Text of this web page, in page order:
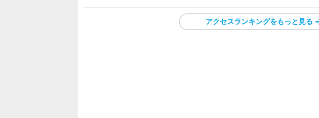
アクセスランキングをもっと見る